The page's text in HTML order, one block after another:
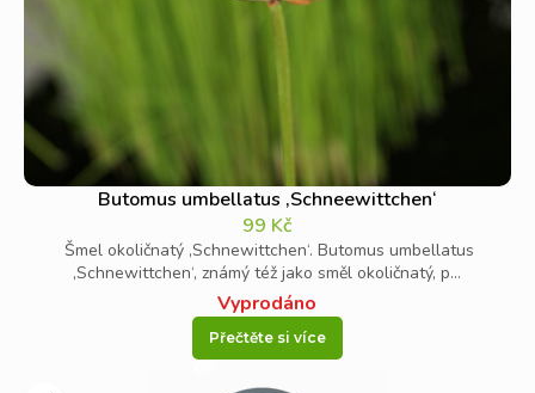
Butomus umbellatus ‚Schneewittchen‘
99 Kč
Šmel okoličnatý ‚Schnewittchen‘. Butomus umbellatus
‚Schnewittchen‘, známý též jako směl okoličnatý, p...
Vyprodáno
Přečtěte si více